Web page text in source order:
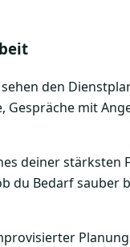
den
Gespräche mit
deiner
du Bedarf sauber